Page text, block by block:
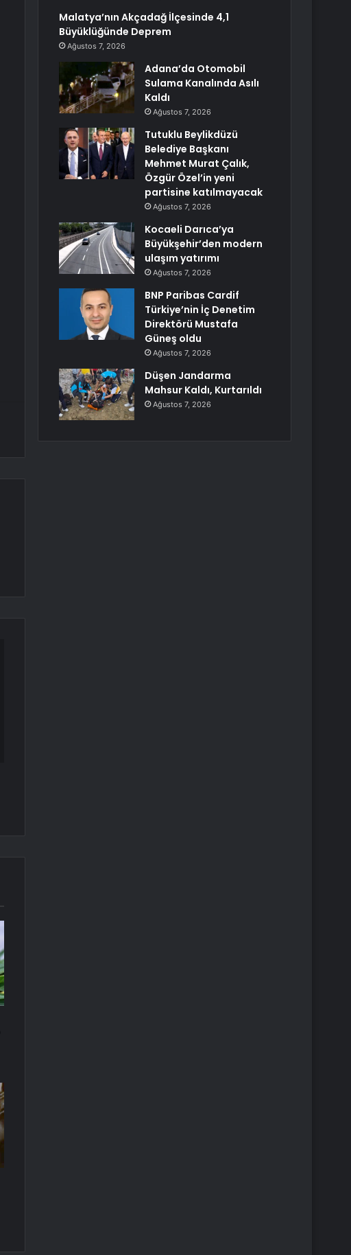
Malatya’nın Akçadağ İlçesinde 4,1
Büyüklüğünde Deprem
Ağustos 7, 2026
Adana’da Otomobil
Sulama Kanalında Asılı
Kaldı
Ağustos 7, 2026
Tutuklu Beylikdüzü
Belediye Başkanı
Mehmet Murat Çalık,
Özgür Özel’in yeni
partisine katılmayacak
Ağustos 7, 2026
Kocaeli Darıca’ya
Büyükşehir’den modern
ulaşım yatırımı
Ağustos 7, 2026
BNP Paribas Cardif
Türkiye’nin İç Denetim
Direktörü Mustafa
Güneş oldu
Ağustos 7, 2026
Düşen Jandarma
Mahsur Kaldı, Kurtarıldı
Ağustos 7, 2026